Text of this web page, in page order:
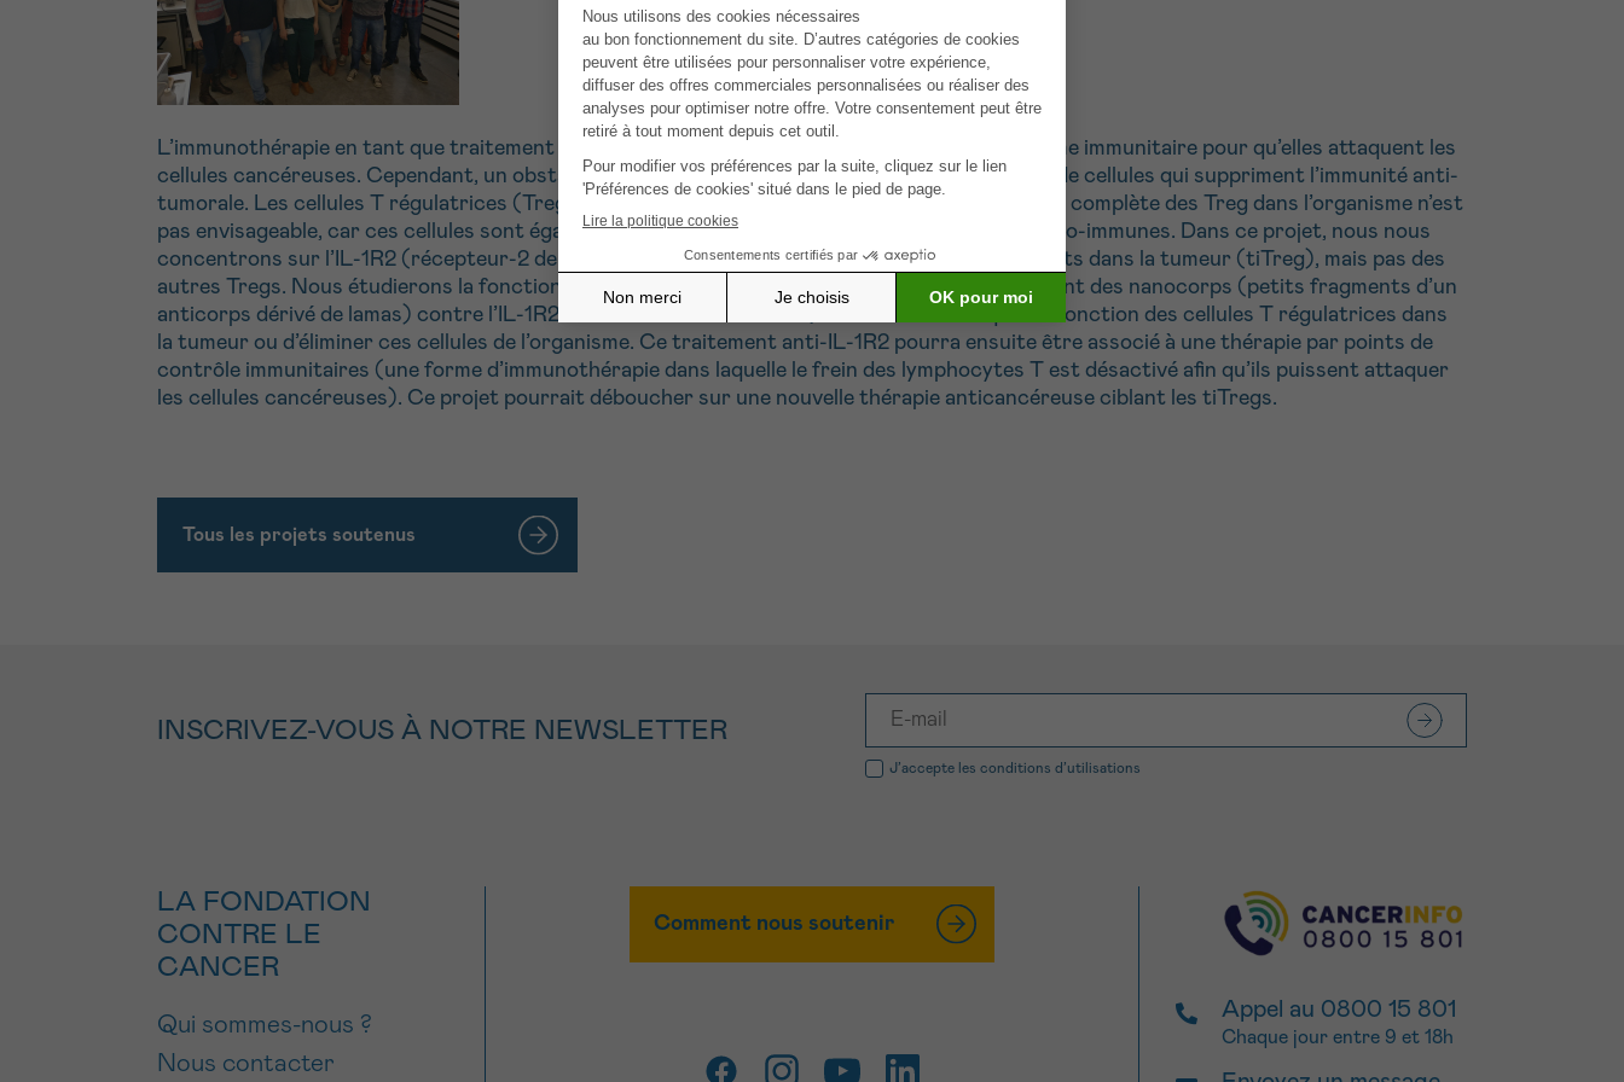
L’immunothérapie en tant que traitement du cancer vise à stimuler les cellules de notre système immunitaire pour qu’elles attaquent les
cellules cancéreuses. Cependant, un obstacle majeur est la présence dans la tumeur de types de cellules qui suppriment l’immunité anti-
tumorale. Les cellules T régulatrices (Treg) en sont un exemple typique. Toutefois, l’élimination complète des Treg dans l’organisme n’est
pas envisageable, car ces cellules sont également cruciales pour la prévention des maladies auto-immunes. Dans ce projet, nous nous
concentrons sur l’IL-1R2 (récepteur-2 de l’Interleukine-1) comme marqueur des Tregs infiltrants dans la tumeur (tiTreg), mais pas des
autres Tregs. Nous étudierons la fonction de IL-1R2 dans les tiTreg. Nous produirons également des nanocorps (petits fragments d’un
anticorps dérivé de lamas) contre l’IL-1R2 de la souris et de l’homme, dans le but de bloquer la fonction des cellules T régulatrices dans
la tumeur ou d’éliminer ces cellules de l’organisme. Ce traitement anti-IL-1R2 pourra ensuite être associé à une thérapie par points de
contrôle immunitaires (une forme d’immunothérapie dans laquelle le frein des lymphocytes T est désactivé afin qu’ils puissent attaquer
les cellules cancéreuses). Ce projet pourrait déboucher sur une nouvelle thérapie anticancéreuse ciblant les tiTregs.
Tous les projets soutenus
INSCRIVEZ-VOUS À NOTRE NEWSLETTER
J’accepte les conditions d’utilisations
LA FONDATION
CONTRE LE
CANCER
Qui sommes-nous ?
Nous contacter
Comment nous soutenir
Appel au 0800 15 801
Chaque jour entre 9 et 18h